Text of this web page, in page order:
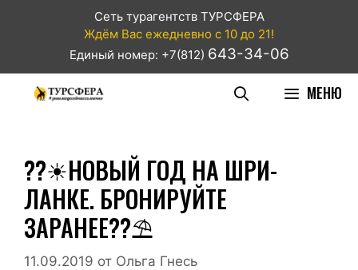
Сеть турагентств ТУРСФЕРА
Ждём Вас ежедневно с 10 до 21!
Единый номер: +7(812) 643-34-06
МЕНЮ
??☀НОВЫЙ ГОД НА ШРИ-
ЛАНКЕ. БРОНИРУЙТЕ
ЗАРАНЕЕ??⛱
11.09.2019 от Ольга Гнесь